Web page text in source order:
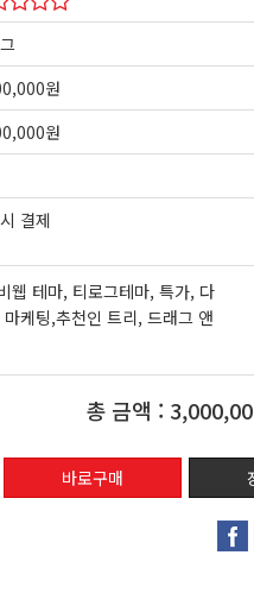
원
원
결제
웹 테마, 티로그테마, 특가, 다
케팅,추천인 트리, 드래그 앤
총 금액 :